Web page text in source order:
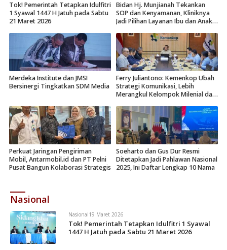
Tok! Pemerintah Tetapkan Idulfitri
1 Syawal 1447 H Jatuh pada Sabtu
21 Maret 2026
Bidan Hj. Munjianah Tekankan
SOP dan Kenyamanan, Kliniknya
Jadi Pilihan Layanan Ibu dan Anak
Merdeka Institute dan JMSI
Bersinergi Tingkatkan SDM Media
Ferry Juliantono: Kemenkop Ubah
Strategi Komunikasi, Lebih
Merangkul Kelompok Milenial dan
Perkuat Jaringan Pengiriman
Mobil, Antarmobil.id dan PT Pelni
Pusat Bangun Kolaborasi Strategis
Soeharto dan Gus Dur Resmi
Ditetapkan Jadi Pahlawan Nasional
2025, Ini Daftar Lengkap 10 Nama
Nasional
Nasional19 Maret 2026
Tok! Pemerintah Tetapkan Idulfitri 1 Syawal
1447 H Jatuh pada Sabtu 21 Maret 2026